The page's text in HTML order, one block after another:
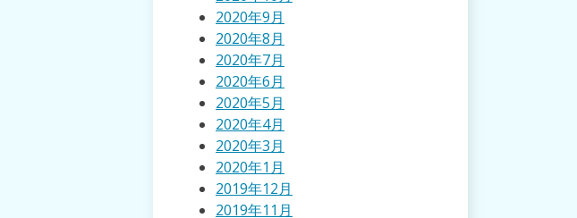
2020年9月
2020年8月
2020年7月
2020年6月
2020年5月
2020年4月
2020年3月
2020年1月
2019年12月
2019年11月